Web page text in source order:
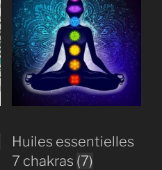
Huiles essentielles
7 chakras (7)